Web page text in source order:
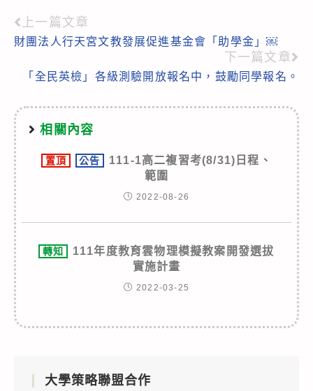
Read
more
articles
上一篇文章
財團法人行天宮文教發展促進基金會「助學金」￼
下一篇文章
「全民英檢」各級測驗開放報名中，鼓勵同學報名。
相關內容
置頂 公告
111-1高二複習考(8/31)日程、
範圍
2022-08-26
轉知
111年度教育雲物理模擬教案開發選拔
實施計畫
2022-03-25
大學策略聯盟合作